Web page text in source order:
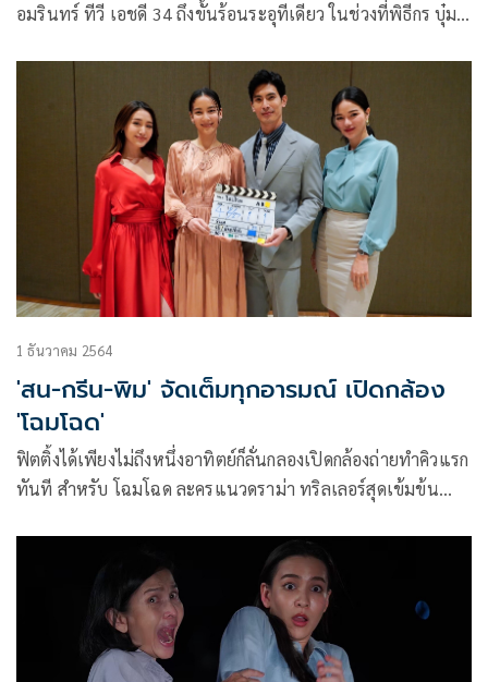
อมรินทร์ ทีวี เอชดี 34 ถึงขั้นร้อนระอุทีเดียว ในช่วงที่พิธีกร บุ๋ม
อินต่อสายตรง “ป๋าเทพ โพธิ์งาม” ซึ่งได้แจงไลฟ์เดือดเรื่องของ
แพง อะไรก็ราคาสูงเรื่องนี้มันก็เป็นมานานแล้ว ส่วนตัวก็ได้รับ
ผลกระทบจากของที่แพงขึ้น ก่อนทิ้งทาย “หยอกบุ๋มชอบสมปอง
1 ธันวาคม 2564
'สน-กรีน-พิม' จัดเต็มทุกอารมณ์ เปิดกล้อง
'โฉมโฉด'
ฟิตติ้งได้เพียงไม่ถึงหนึ่งอาทิตย์ก็ลั่นกลองเปิดกล้องถ่ายทำคิวแรก
ทันที สำหรับ โฉมโฉด ละครแนวดราม่า ทริลเลอร์สุดเข้มข้น
ระดับคุณภาพเอาไว้มากที่สุดอีกหนึ่งในโปรเจกต์สุดปังระหว่าง
AIS PLAY ORIGINAL จับมือร่วมกับ CHANGE2561 ที่นำโดย
พระเอกมาดนิ่ง สน ยุกต์ ในลุคคุณหมอสุดคูลๆ แต่นัยต์ตาเต็ม
ด้วยความลับให้ค้นหา พร้อม 2 นางเอกเนื้อหอม กรีน อัษฎาพร ,
พิม พิมประภา และ กวาง The Face ที่พร้อมจัดเต็มทุกอารมณ์